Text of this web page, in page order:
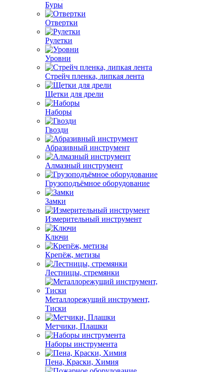
Буры
Отвертки
Рулетки
Уровни
Стрейч пленка, липкая лента
Щетки для дрели
Наборы
Гвозди
Абразивный инструмент
Алмазный инструмент
Грузоподъёмное оборудование
Замки
Измерительный инструмент
Ключи
Крепёж, метизы
Лестницы, стремянки
Металлорежущий инструмент,
Тиски
Метчики, Плашки
Наборы инструмента
Пена, Краски, Химия